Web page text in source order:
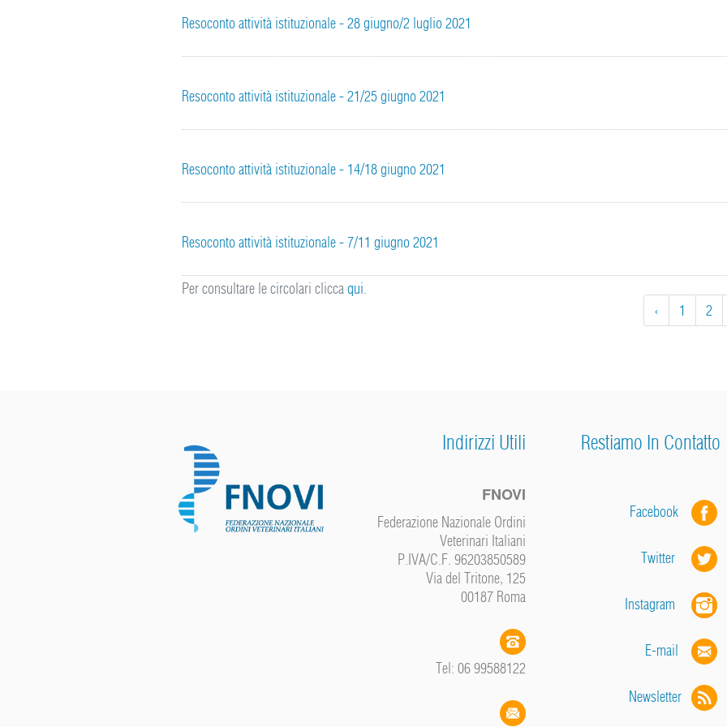
Resoconto attività istituzionale - 28 giugno/2 luglio 2021
Resoconto attività istituzionale - 21/25 giugno 2021
Resoconto attività istituzionale - 14/18 giugno 2021
Resoconto attività istituzionale - 7/11 giugno 2021
‹ 1 2
Per consultare le circolari cliccaqui.
Indirizzi Utili
FNOVI
Federazione Nazionale Ordini
Veterinari Italiani
P.IVA/C.F. 96203850589
Via del Tritone, 125
00187 Roma
Tel: 06 99588122
Restiamo In Contatto
Facebook
Twitter
Instagram
E-mail
Newsletter